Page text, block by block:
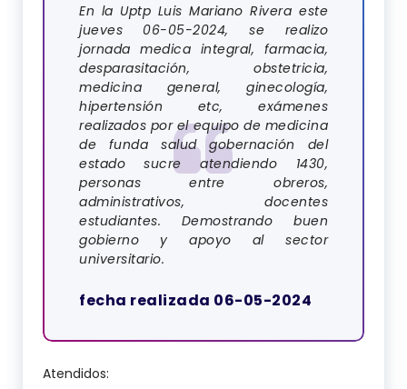
En la Uptp Luis Mariano Rivera este
jueves 06-05-2024, se realizo
jornada medica integral, farmacia,
desparasitación, obstetricia,
medicina general, ginecología,
hipertensión etc, exámenes
realizados por el equipo de medicina
de funda salud gobernación del
estado sucre atendiendo 1430,
personas entre obreros,
administrativos, docentes
estudiantes. Demostrando buen
gobierno y apoyo al sector
universitario.
fecha realizada 06-05-2024
Atendidos: